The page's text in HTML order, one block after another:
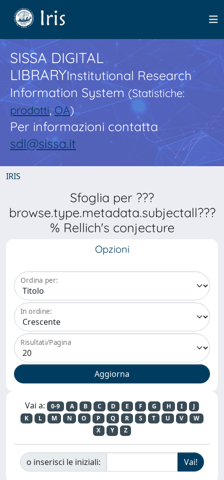
SISSA DIGITAL
LIBRARYInstitutional Research
Information System(Statistiche:
prodotti,OA)
Per informazioni contatta
sdl@sissa.it
IRIS
Sfoglia per ???
browse.type.metadata.subjectall???
% Rellich's conjecture
Opzioni
Ordina per:
In ordine:
Risultati/Pagina
Vai a: 0-9 A B C D E F G H I
J
K
L M N O P Q R S T U V
W
X
Y Z
o inserisci le iniziali: